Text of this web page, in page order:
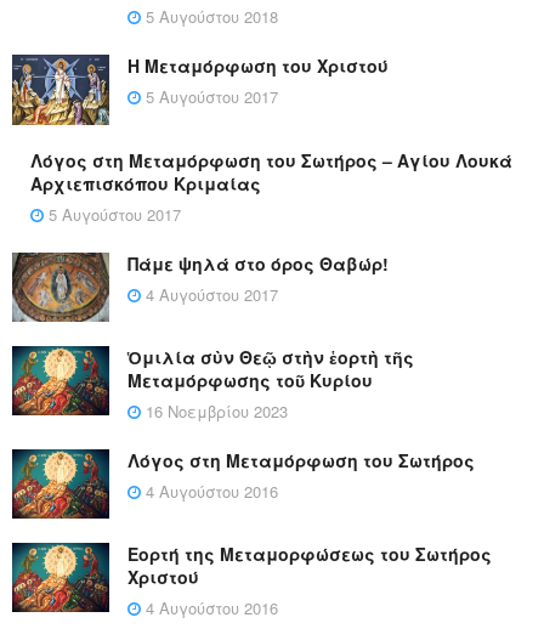
5 Αυγούστου 2018
Η Μεταμόρφωση του Χριστού
5 Αυγούστου 2017
Λόγος στη Μεταμόρφωση του Σωτήρος – Αγίου Λουκά
Αρχιεπισκόπου Κριμαίας
5 Αυγούστου 2017
Πάμε ψηλά στο όρος Θαβώρ!
4 Αυγούστου 2017
Ὁμιλία σὺν Θεῷ στὴν ἑορτὴ τῆς
Μεταμόρφωσης τοῦ Κυρίου
16 Νοεμβρίου 2023
Λόγος στη Μεταμόρφωση του Σωτήρος
4 Αυγούστου 2016
Εορτή της Μεταμορφώσεως του Σωτήρος
Χριστού
4 Αυγούστου 2016